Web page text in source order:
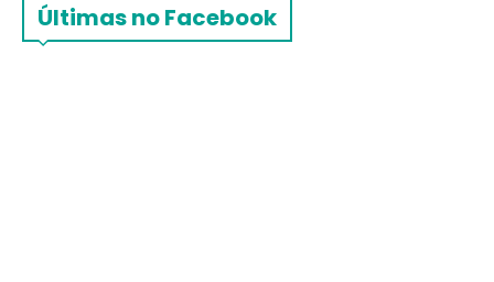
Últimas no Facebook